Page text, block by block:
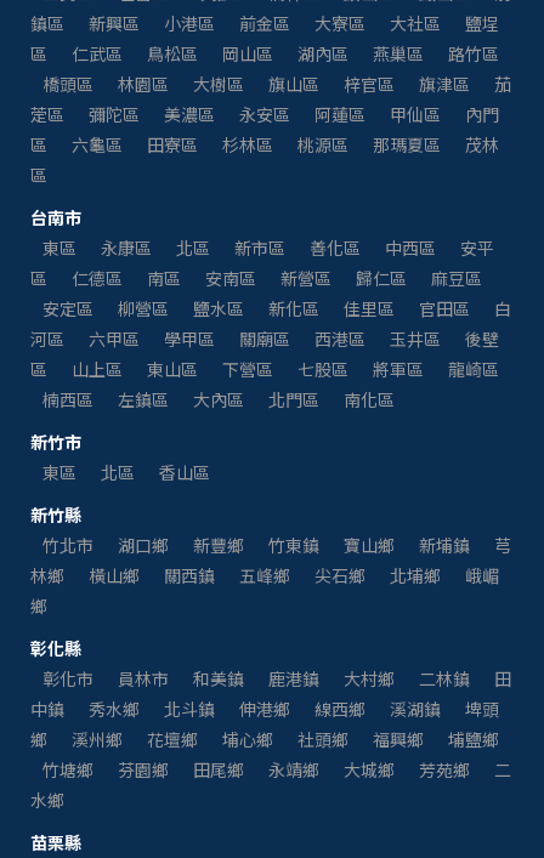
鎮區
新興區 小港區 前金區 大寮區 大社區
鹽埕
區
仁武區 鳥松區 岡山區 湖內區 燕巢區
路竹區
橋頭區
林園區 大樹區 旗山區 梓官區 旗津區
茄
萣區
彌陀區 美濃區 永安區 阿蓮區 甲仙區
內門
區
六龜區 田寮區 杉林區 桃源區 那瑪夏區
茂林
區
台南市
東區
永康區 北區 新市區 善化區 中西區
安平
區
仁德區 南區 安南區 新營區 歸仁區
麻豆區
安定區
柳營區 鹽水區 新化區 佳里區 官田區
白
河區
六甲區 學甲區 關廟區 西港區 玉井區
後壁
區
山上區 東山區 下營區 七股區 將軍區
龍崎區
楠西區
左鎮區 大內區 北門區
南化區
新竹市
東區
北區
香山區
新竹縣
竹北市
湖口鄉 新豐鄉 竹東鎮 寶山鄉 新埔鎮
芎
林鄉
橫山鄉 關西鎮 五峰鄉 尖石鄉 北埔鄉
峨嵋
鄉
彰化縣
彰化市
員林市 和美鎮 鹿港鎮 大村鄉 二林鎮
田
中鎮
秀水鄉 北斗鎮 伸港鄉 線西鄉 溪湖鎮
埤頭
鄉
溪州鄉 花壇鄉 埔心鄉 社頭鄉 福興鄉
埔鹽鄉
竹塘鄉
芬園鄉 田尾鄉 永靖鄉 大城鄉 芳苑鄉
二
水鄉
苗栗縣